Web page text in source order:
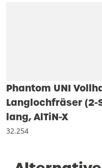
Phantom UNI
Langlochfräser (2-
lang, AlTiN-X
32.254